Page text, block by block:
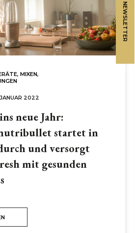
, MIXEN,
2022
neue Jahr:
startet in
und versorgt
mit gesunden
NEWSLETTER